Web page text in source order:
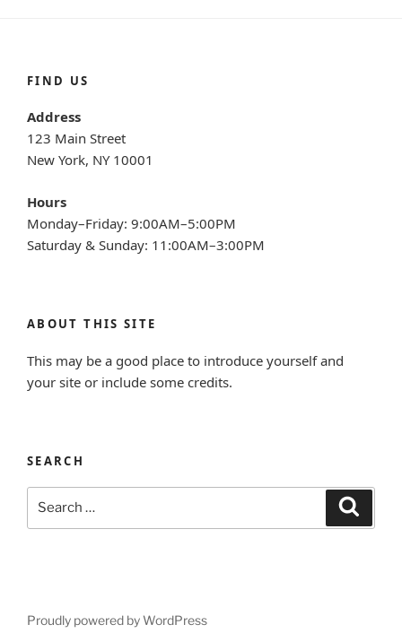
FIND US
Address
123 Main Street
New York, NY 10001
Hours
Monday–Friday: 9:00AM–5:00PM
Saturday & Sunday: 11:00AM–3:00PM
ABOUT THIS SITE
This may be a good place to introduce yourself and
your site or include some credits.
SEARCH
Proudly powered by WordPress